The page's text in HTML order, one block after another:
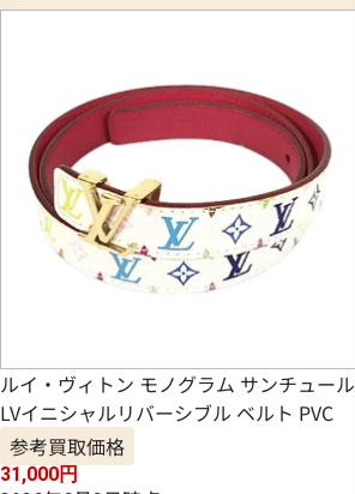
ルイ・ヴィトン モノグラム サンチュール
LVイニシャルリバーシブル ベルト PVC
参考買取価格
31,000円